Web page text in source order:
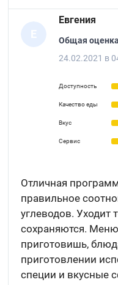
Е
Евгения
Общая
24.02.2021 в
Доступность
Качество еды
Вкус
Сервис
Отличная
правильное
углеводов.
сохраняются.
приготовишь,
приготовлении
специи и вкусные